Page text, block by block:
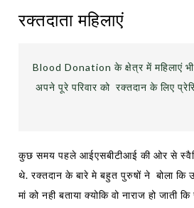
रक्तदाता महिलाएं
Blood Donation के क्षेत्र में महिलाएं भी
अपने पूरे परिवार को रक्तदान के लिए
कुछ समय पहले आईएसबीटीआई की ओर से
थे. रक्तदान के बारे मे बहुत पुरुषों ने बोला कि
मां को नही बताया क्योकि वो नाराज हो